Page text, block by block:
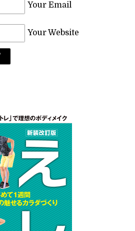
Your Email
Your Website